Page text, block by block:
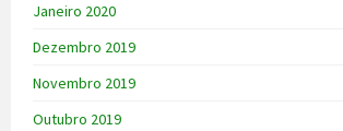
Janeiro 2020
Dezembro 2019
Novembro 2019
Outubro 2019